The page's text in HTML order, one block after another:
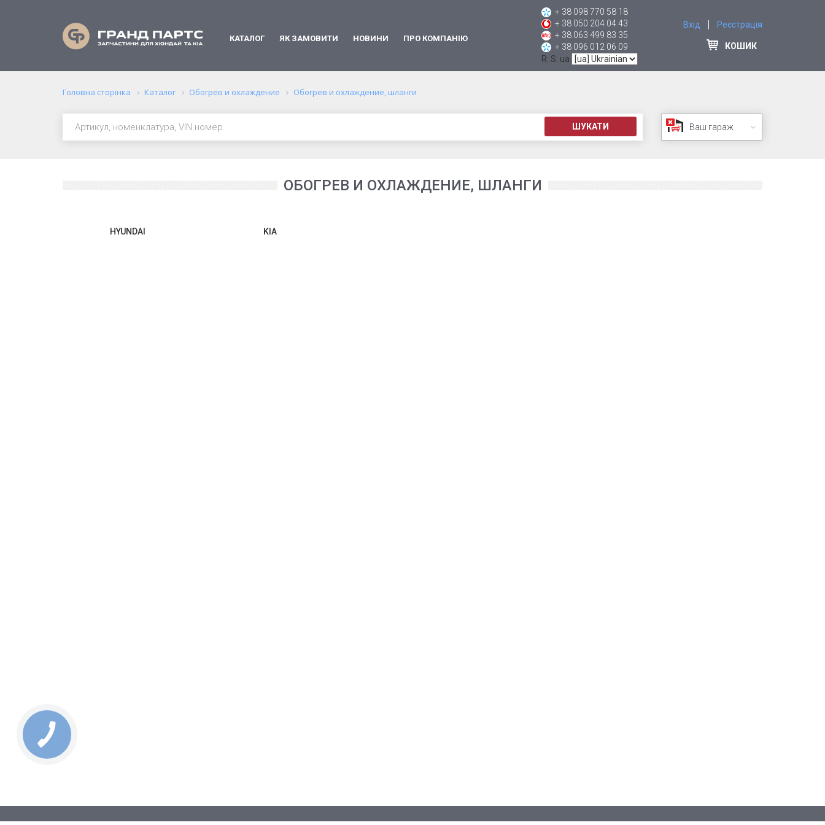
КАТАЛОГ ЯК ЗАМОВИТИ НОВИНИ ПРО КОМПАНІЮ
+ 38 098 770 58 18
+ 38 050 204 04 43
+ 38 063 499 83 35
+ 38 096 012 06 09
R: S: ua
Вхід Реєстрація
КОШИК
Головна сторінка Каталог Обогрев и охлаждение Обогрев и охлаждение, шланги
ШУКАТИ Ваш гараж
ОБОГРЕВ И ОХЛАЖДЕНИЕ, ШЛАНГИ
HYUNDAI KIA